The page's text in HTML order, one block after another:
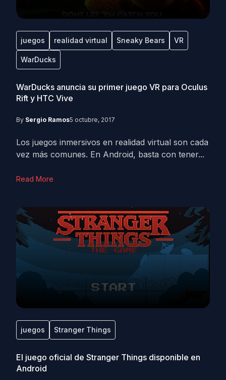
juegos realidad virtual Sneaky Bears VR
WarDucks
WarDucks anuncia su primer juego VR para Oculus
Rift y HTC Vive
By Sergio Ramos5 octubre, 2017
Los juegos inmersivos en realidad virtual son cada
vez más comunes. En Android, basta con tener...
Read More
juegos Stranger Things
El juego oficial de Stranger Things disponible en
Android